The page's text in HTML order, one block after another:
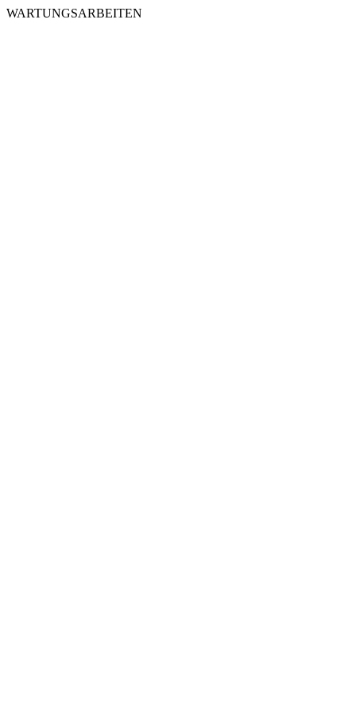
WARTUNGSARBEITEN